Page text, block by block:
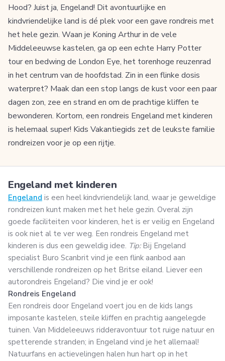
Hood? Juist ja, Engeland! Dit avontuurlijke en
kindvriendelijke land is dé plek voor een gave rondreis met
het hele gezin. Waan je Koning Arthur in de vele
Middeleeuwse kastelen, ga op een echte Harry Potter
tour en bedwing de London Eye, het torenhoge reuzenrad
in het centrum van de hoofdstad. Zin in een flinke dosis
waterpret? Maak dan een stop langs de kust voor een paar
dagen zon, zee en strand en om de prachtige kliffen te
bewonderen. Kortom, een rondreis Engeland met kinderen
is helemaal super! Kids Vakantiegids zet de leukste familie
rondreizen voor je op een rijtje.
Engeland met kinderen
Engeland is een heel kindvriendelijk land, waar je geweldige
rondreizen kunt maken met het hele gezin. Overal zijn
goede faciliteiten voor kinderen, het is er veilig en Engeland
is ook niet al te ver weg. Een rondreis Engeland met
kinderen is dus een geweldig idee. Tip:Bij Engeland
specialist Buro Scanbrit vind je een flink aanbod aan
verschillende rondreizen op het Britse eiland. Liever een
autorondreis Engeland? Die vind je er ook!
Rondreis Engeland
Een rondreis door Engeland voert jou en de kids langs
imposante kastelen, steile kliffen en prachtig aangelegde
tuinen. Van Middeleeuws ridderavontuur tot ruige natuur en
spetterende stranden; in Engeland vind je het allemaal!
Natuurfans en actievelingen halen hun hart op in het